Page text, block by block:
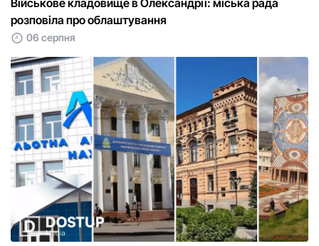
розповіла про облаштування
06 серпня